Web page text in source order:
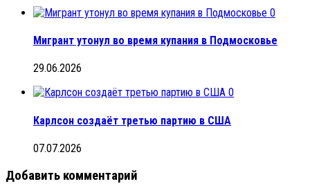
0
Мигрант утонул во время купания в Подмосковье
29.06.2026
0
Карлсон создаёт третью партию в США
07.07.2026
Добавить комментарий